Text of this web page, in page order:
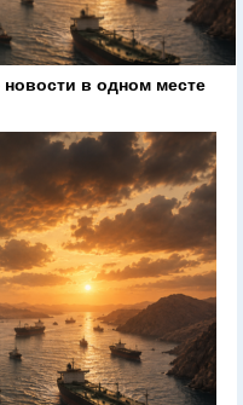
в одном месте